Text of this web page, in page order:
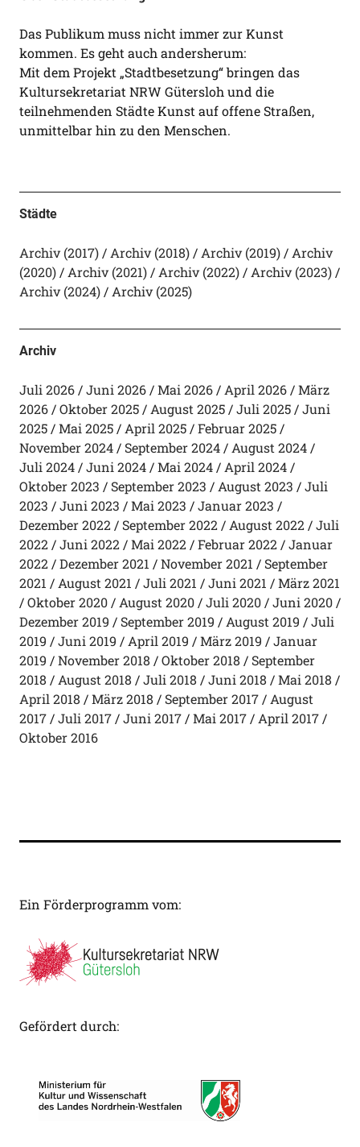
Das Publikum muss nicht immer zur Kunst
kommen. Es geht auch andersherum:
Mit dem Projekt „Stadtbesetzung“ bringen das
Kultursekretariat NRW Gütersloh und die
teilnehmenden Städte Kunst auf offene Straßen,
unmittelbar hin zu den Menschen.
Städte
Archiv (2017) Archiv (2018) Archiv (2019)
Archiv
(2020)
Archiv (2021) Archiv (2022)
Archiv (2023)
Archiv (2024)
Archiv (2025)
Archiv
Juli 2026 Juni 2026 Mai 2026 April 2026
März
2026
Oktober 2025 August 2025 Juli 2025
Juni
2025
Mai 2025 April 2025
Februar 2025
November 2024
September 2024
August 2024
Juli 2024
Juni 2024 Mai 2024
April 2024
Oktober 2023
September 2023 August 2023
Juli
2023
Juni 2023 Mai 2023
Januar 2023
Dezember 2022
September 2022 August 2022
Juli
2022
Juni 2022 Mai 2022 Februar 2022
Januar
2022
Dezember 2021 November 2021
September
2021
August 2021 Juli 2021 Juni 2021
März 2021
Oktober 2020
August 2020 Juli 2020
Juni 2020
Dezember 2019
September 2019 August 2019
Juli
2019
Juni 2019 April 2019 März 2019
Januar
2019
November 2018 Oktober 2018
September
2018
August 2018 Juli 2018 Juni 2018
Mai 2018
April 2018
März 2018 September 2017
August
2017
Juli 2017 Juni 2017 Mai 2017
April 2017
Oktober 2016
Ein Förderprogramm vom:
Gefördert durch: